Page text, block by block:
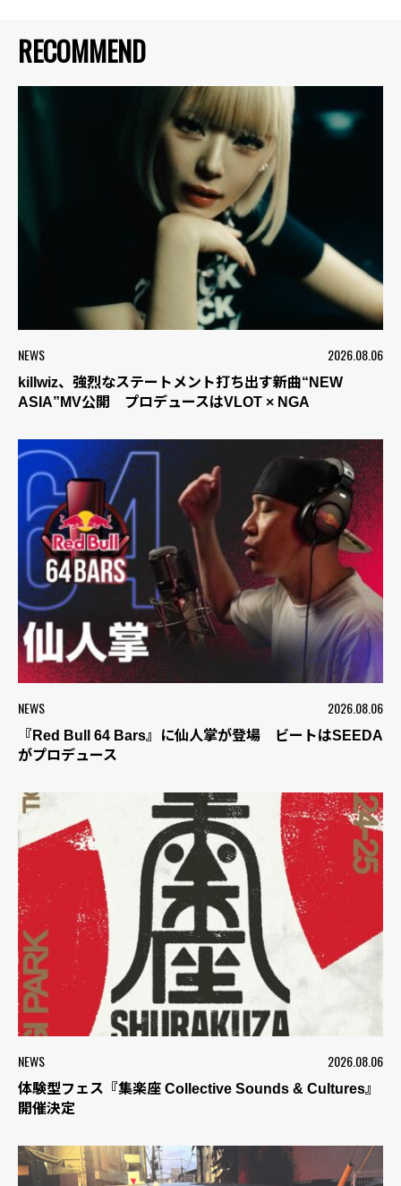
RECOMMEND
NEWS 2026.08.06
killwiz、強烈なステートメント打ち出す新曲“NEW
ASIA”MV公開 プロデュースはVLOT × NGA
NEWS 2026.08.06
『Red Bull 64 Bars』に仙人掌が登場 ビートはSEEDA
がプロデュース
NEWS 2026.08.06
体験型フェス『集楽座 Collective Sounds & Cultures』
開催決定